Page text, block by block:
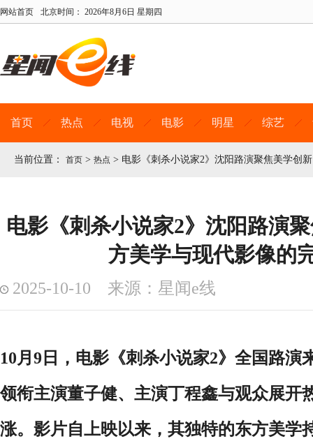
网站首页 北京时间： 2026年8月6日 星期四
首页 热点 电视 电影 明星 综艺
当前位置： 首页 > 热点 > 电影《刺杀小说家2》沈阳路演聚焦美学创
电影《刺杀小说家2》沈阳路演
方美学与现代影像的
2025-10-10 来源：星闻e线
10月9日，电影《刺杀小说家2》全国路演
领衔主演董子健、主演丁程鑫与观众展开
涨。影片自上映以来，其独特的东方美学